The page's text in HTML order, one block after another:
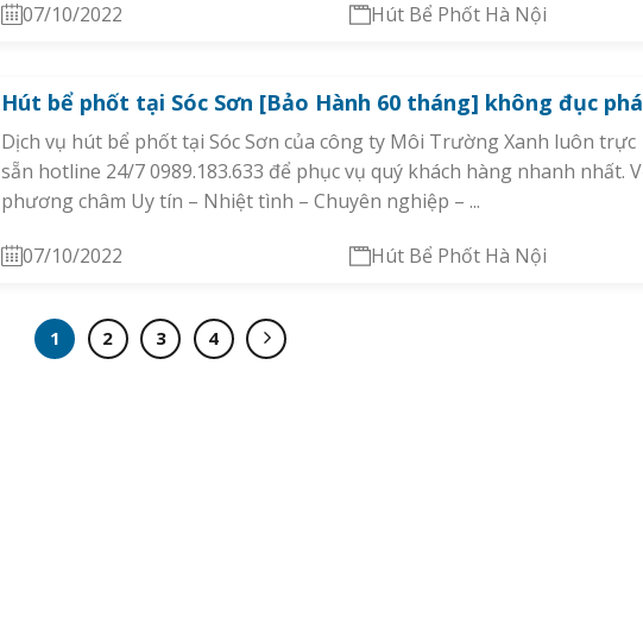
07/10/2022 Hút Bể Phốt Hà Nội
Hút bể phốt tại Sóc Sơn [Bảo Hành 60 tháng] không đục phá
Dịch vụ hút bể phốt tại Sóc Sơn của công ty Môi Trường Xanh luôn trực
sẵn hotline 24/7 0989.183.633 để phục vụ quý khách hàng nhanh nhất.
phương châm Uy tín – Nhiệt tình – Chuyên nghiệp – ...
07/10/2022 Hút Bể Phốt Hà Nội
1 2 3 4